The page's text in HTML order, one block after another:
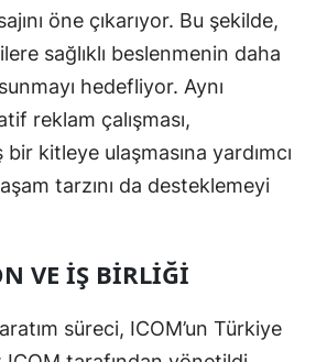
öne çıkarıyor. Bu şekilde,
sağlıklı beslenmenin daha
hedefliyor. Aynı
reklam çalışması,
kitleye ulaşmasına yardımcı
tarzını da desteklemeyi
VE İŞ BIRLIĞI
süreci, ICOM’un Türkiye